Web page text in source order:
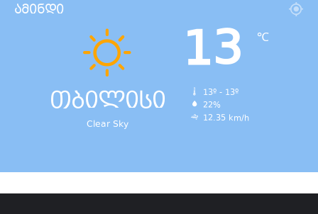
ამინდი
თბილისი
Clear Sky
13 ℃
13º - 13º
22%
12.35 km/h